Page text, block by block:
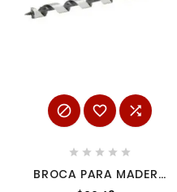
  
    
BROCA PARA MADERA
DE ACERO AL